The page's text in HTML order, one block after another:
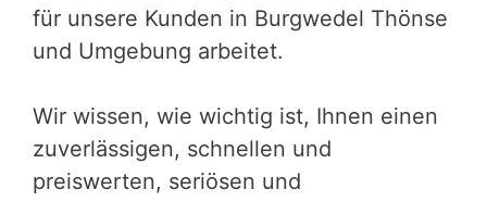
für unsere Kunden in Burgwedel Thönse
und Umgebung arbeitet.
Wir wissen, wie wichtig ist, Ihnen einen
zuverlässigen, schnellen und
preiswerten, seriösen und